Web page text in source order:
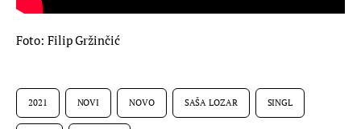
Foto: Filip Gržinčić
2021 NOVI NOVO SAŠA LOZAR SINGL